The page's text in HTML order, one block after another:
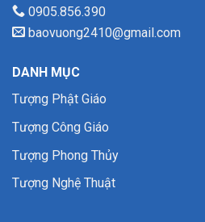
0905.856.390
baovuong2410@gmail.com
DANH MỤC
Tượng Phật Giáo
Tượng Công Giáo
Tượng Phong Thủy
Tượng Nghệ Thuật